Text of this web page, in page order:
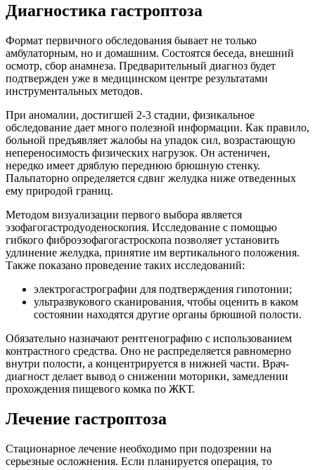
Диагностика гастроптоза
Формат первичного обследования бывает не только
амбулаторным, но и домашним. Состоятся беседа, внешний
осмотр, сбор анамнеза. Предварительный диагноз будет
подтвержден уже в медицинском центре результатами
инструментальных методов.
При аномалии, достигшей 2-3 стадии, физикальное
обследование дает много полезной информации. Как правило,
больной предъявляет жалобы на упадок сил, возрастающую
непереносимость физических нагрузок. Он астеничен,
нередко имеет дряблую переднюю брюшную стенку.
Пальпаторно определяется сдвиг желудка ниже отведенных
ему природой границ.
Методом визуализации первого выбора является
эзофагогастродуоденоскопия. Исследование с помощью
гибкого фиброэзофагогастроскопа позволяет установить
удлинение желудка, принятие им вертикального положения.
Также показано проведение таких исследований:
электрогастрографии для подтверждения гипотонии;
ультразвукового сканирования, чтобы оценить в каком
состоянии находятся другие органы брюшной полости.
Обязательно назначают рентгенографию с использованием
контрастного средства. Оно не распределяется равномерно
внутри полости, а концентрируется в нижней части. Врач-
диагност делает вывод о снижении моторики, замедлении
прохождения пищевого комка по ЖКТ.
Лечение гастроптоза
Стационарное лечение необходимо при подозрении на
серьезные осложнения. Если планируется операция, то